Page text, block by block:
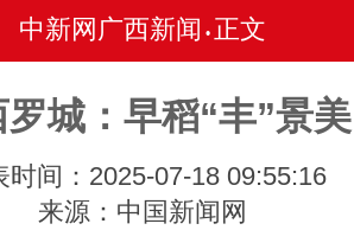
中新网广西新闻 • 正文
罗城：早稻“丰”景美
时间：2025-07-18 09:55:16
来源：中国新闻网